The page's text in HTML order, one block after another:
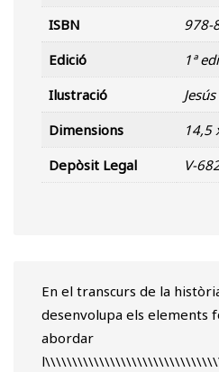
ISBN
978-
Edició
1ª
Ilustració
Dimensions
14,5
Depòsit Legal
V-
En el transcurs de la
desenvolupa els elements
abordar